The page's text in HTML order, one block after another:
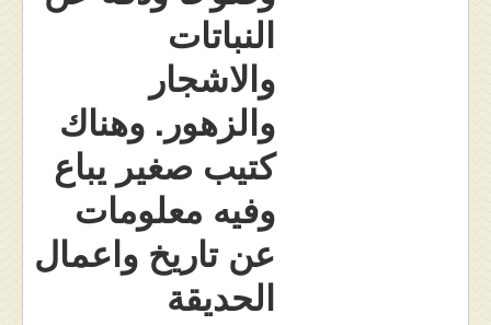
النباتات
والاشجار
والزهور. وهناك
كتيب صغير يباع
وفيه معلومات
عن تاريخ واعمال
الحديقة